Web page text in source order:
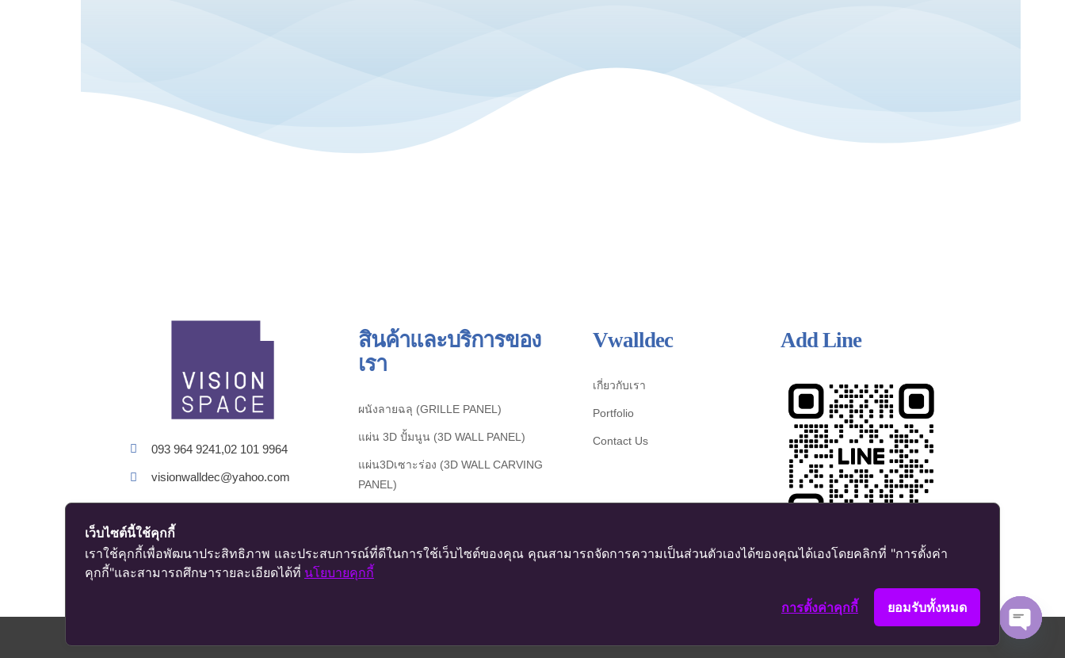
093 964 9241,02 101 9964
visionwalldec@yahoo.com
สินค้าและบริการของ
เรา
ผนังลายฉลุ (GRILLE PANEL)
แผ่น 3D ปั้มนูน (3D WALL PANEL)
แผ่น3Dเซาะร่อง (3D WALL CARVING
PANEL)
Vwalldec
เกี่ยวกับเรา
Portfolio
Contact Us
Add Line
เว็บไซต์นี้ใช้คุกกี้
เราใช้คุกกี้เพื่อพัฒนาประสิทธิภาพ และประสบการณ์ที่ดีในการใช้เว็บไซต์ของคุณ คุณสามารถจัดการความเป็นส่วนตัวเองได้ของคุณได้เองโดยคลิกที่ "การตั้งค่า
คุกกี้"และสามารถศึกษารายละเอียดได้ที่ นโยบายคุกกี้
ยอมรับทั้งหมด
การตั้งค่าคุกกี้